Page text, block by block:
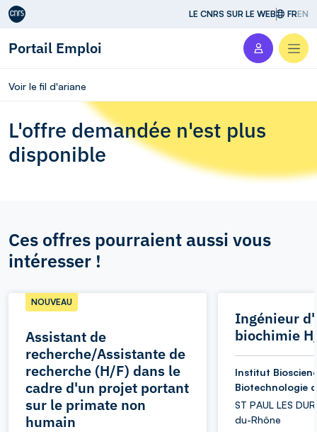
Aller au contenu LE CNRS SUR LE WEB FREN
Portail Emploi
Voir le fil d'ariane
L'offre demandée n'est plus
disponible
Ces offres pourraient aussi vous
intéresser !
Assistant de
recherche/Assistante de
recherche (H/F) dans le
cadre d'un projet portant
sur le primate non
humain
NOUVEAU
Ingénieur
biochimie
Institut
Biotechnologie
ST PAUL LES
du-Rhône